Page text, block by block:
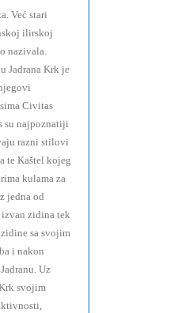
Već stari
ilirskoj
nazivala.
Jadrana Krk je
Civitas
su najpoznatiji
razni stilovi
te Kaštel kojeg
kulama za
jedna od
zidina tek
sa svojim
i nakon
Uz
svojim